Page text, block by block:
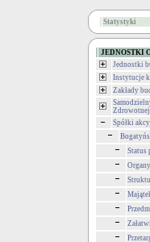
Statystyki
JEDNOSTKI
Jednostki
Instytucje
Zakłady
Zdrowotnej
Spółki
Status